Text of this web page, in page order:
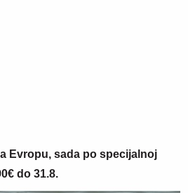
Evropu, sada po specijalnoj
do 31.8.